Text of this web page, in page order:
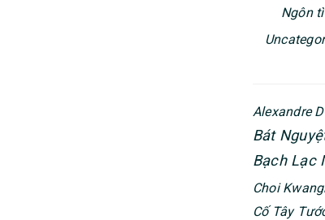
Ngôn
Alexandre
Bát
Bạch Lạc
Choi
Cố Tây